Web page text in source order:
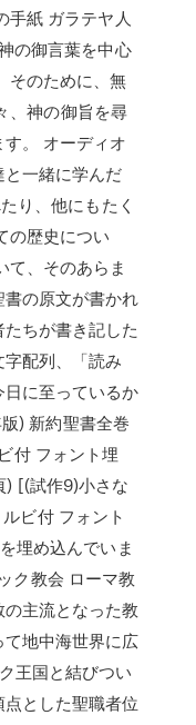
手紙 ガラテヤ人
の御言葉を中心
そのために、無
、神の御旨を尋
。 オーディオ
一緒に学んだ
り、他にもたく
の歴史につい
て、そのあらま
の原文が書かれ
ちが書き記した
配列、「読み
に至っているか
) 新約聖書全巻
付 フォント埋
[(試作9)小さな
ビ付 フォント
埋め込んでいま
ク教会 ローマ教
主流となった教
地中海世界に広
王国と結びつい
とした聖職者位